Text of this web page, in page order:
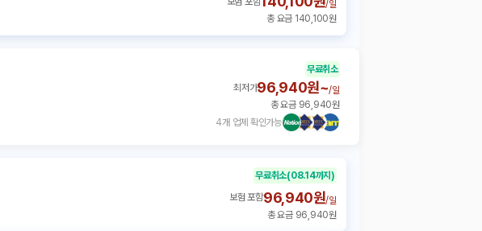
/일
총 요금 140,100원
4개 업체 확인가능
무료취소
최저가96,940원~/일
총 요금 96,940원
무료취소(08.14까지)
보험 포함96,940원/일
총 요금 96,940원